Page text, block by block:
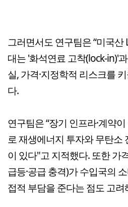
그러면서도 연구팀은 “미국
대는 '화석연료 고착(lock-in)'
실, 가격·지정학적 리스크를
다.
연구팀은 “장기 인프라·계약
로 재생에너지 투자와 무탄소
이 있다"고 지적했다. 또한 가
급등·공급 충격)가 수입국의
접적 부담을 준다는 점도 고